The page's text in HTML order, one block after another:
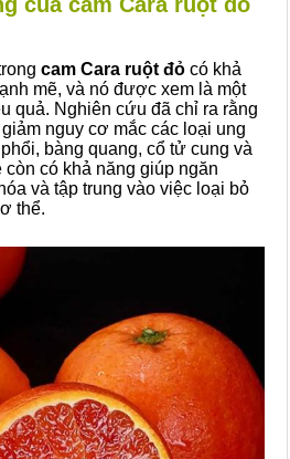
cam Cara ruột đỏ có khả
mẽ, và nó được xem là một
quả. Nghiên cứu đã chỉ ra rằng
nguy cơ mắc các loại ung
bàng quang, cổ tử cung và
có khả năng giúp ngăn
và tập trung vào việc loại bỏ
thể.